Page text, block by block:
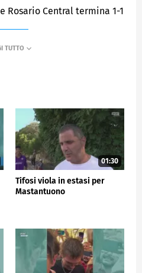
Rosario Central termina 1-1
01:30
Tifosi viola in estasi per
Mastantuono